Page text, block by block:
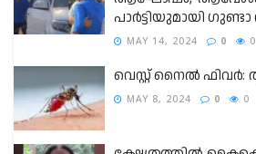
പാർട്ടിയുമായി
MAY 14, 2024 0 0
വെസ്റ്റ് നൈല്‍
MAY 8, 2024 0 0